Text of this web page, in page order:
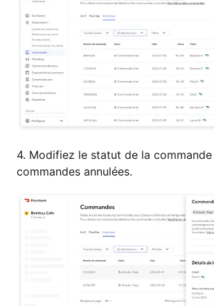
4. Modifiez le statut de la
commandes annulées.